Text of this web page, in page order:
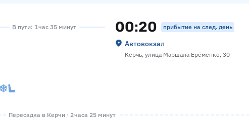
В пути: 1 час 35 минут 00:20 прибытие на след. день
Автовокзал
Керчь, улица Маршала Ерёменко, 30
Пересадка в Керчи · 2 часа 25 минут